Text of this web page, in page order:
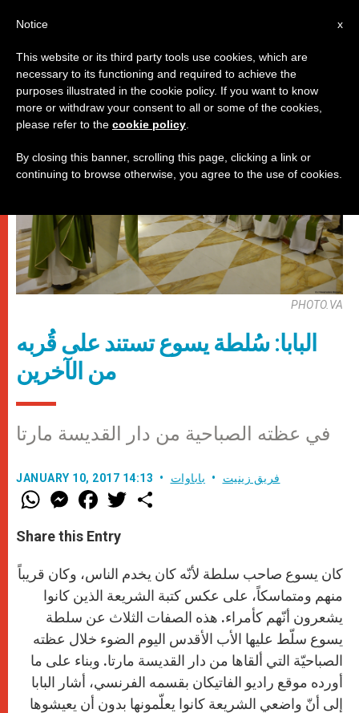
باباوات
PHOTO.VA
البابا: سُلطة يسوع تستند على قُربه
من الآخرين
في عظته الصباحية من دار القديسة مارتا
JANUARY 10, 2017 14:13 فريق زينيت باباوات
W
h
t
s
p
p
M
e
s
e
e
r
F
a
e
b
o
k
w
r
Share this Entry
كان يسوع صاحب سلطة لأنّه كان يخدم الناس، وكان قريباً
منهم ومتماسكاً، على عكس كتبة الشريعة الذين كانوا
يشعرون أنّهم كأمراء. هذه الصفات الثلاث عن سلطة
يسوع سلّط عليها الأب الأقدس اليوم الضوء خلال عظته
الصباحيّة التي ألقاها من دار القديسة مارتا. وبناء على ما
أورده موقع راديو الفاتيكان بقسمه الفرنسي، أشار البابا
إلى أنّ واضعي الشريعة كانوا يعلّمونها بدون أن يعيشوها
x
Notice
This website or its third party tools use cookies, which are
necessary to its functioning and required to achieve the
purposes illustrated in the cookie policy. If you want to know
more or withdraw your consent to all or some of the cookies,
please refer to the cookie policy
By closing this banner, scrolling this page, clicking a link or
continuing to browse otherwise, you agree to the use of cookies.